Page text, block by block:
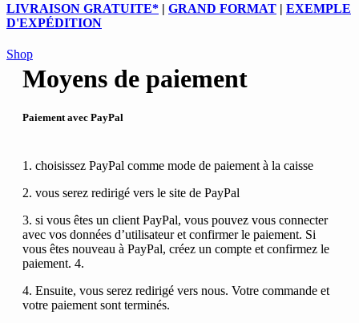
LIVRAISON GRATUITE* | GRAND FORMAT | EXEMPLE
D'EXPÉDITION
Shop
Moyens de paiement
Paiement avec PayPal
1. choisissez PayPal comme mode de paiement à la caisse
2. vous serez redirigé vers le site de PayPal
3. si vous êtes un client PayPal, vous pouvez vous connecter
avec vos données d’utilisateur et confirmer le paiement. Si
vous êtes nouveau à PayPal, créez un compte et confirmez le
paiement. 4.
4. Ensuite, vous serez redirigé vers nous. Votre commande et
votre paiement sont terminés.